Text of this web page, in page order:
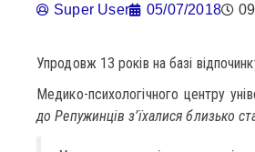
Super User 05/07/2018
Упродовж 13 років на базі
Медико-психологічного центру
до Репужинців з’їхалися близько